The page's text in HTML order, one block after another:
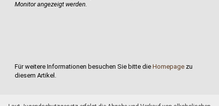
Monitor angezeigt werden.
Für weitere Informationen besuchen Sie bitte die Homepage zu
diesem Artikel.